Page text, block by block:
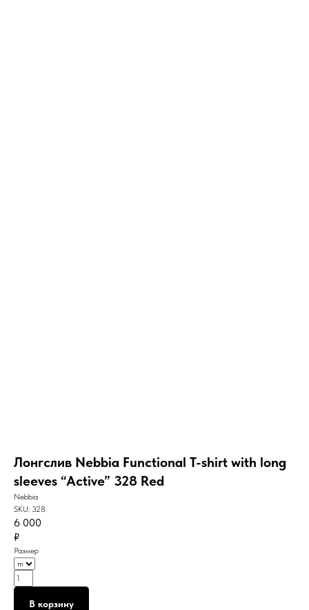
Лонгслив Nebbia Functional T-shirt with long
sleeves “Active” 328 Red
Nebbia
SKU: 328
6 000
₽
Размер
В корзину